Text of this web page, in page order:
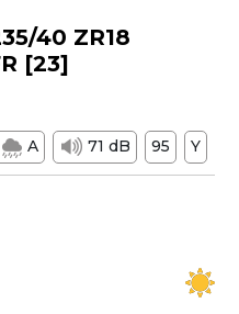
40 ZR18
[23]
A 71 dB 95 Y